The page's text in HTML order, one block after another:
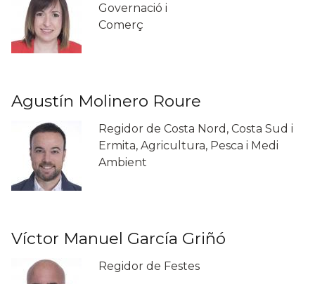
Governació i
Comerç
Agustín Molinero Roure
Regidor de Costa Nord, Costa Sud i
Ermita, Agricultura, Pesca i Medi
Ambient
Víctor Manuel García Griñó
Regidor de Festes